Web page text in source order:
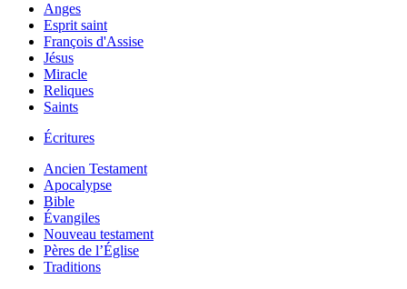
Anges
Esprit saint
François d'Assise
Jésus
Miracle
Reliques
Saints
Écritures
Ancien Testament
Apocalypse
Bible
Évangiles
Nouveau testament
Pères de l’Église
Traditions